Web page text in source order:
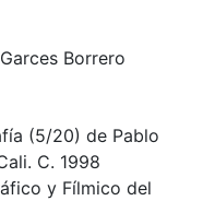
Borrero
(5/20) de Pablo
C. 1998
y Fílmico del